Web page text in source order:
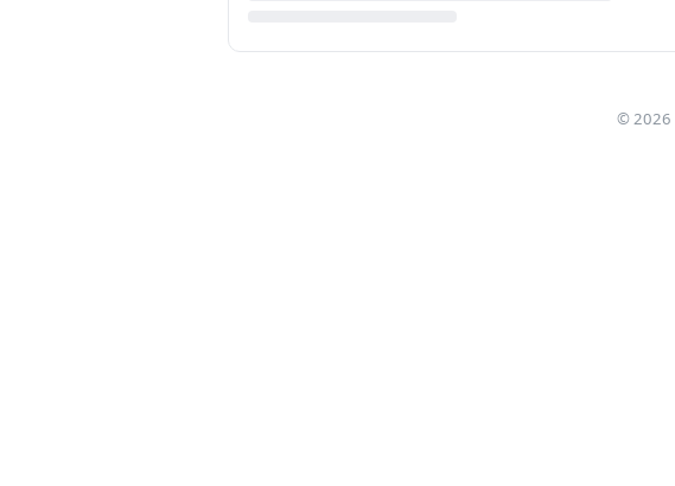
© 2026